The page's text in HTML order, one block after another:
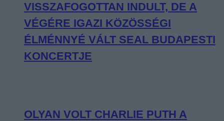
VISSZAFOGOTTAN INDULT, DE A
VÉGÉRE IGAZI KÖZÖSSÉGI
ÉLMÉNNYÉ VÁLT SEAL BUDAPESTI
KONCERTJE
OLYAN VOLT CHARLIE PUTH A